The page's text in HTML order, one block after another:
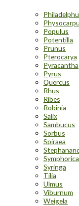
Populus
Potentilla
Prunus
Pterocarya
Pyracantha
Pyrus
Quercus
Rhus
Ribes
Robinia
Salix
Sambucus
Sorbus
Spiraea
Syringa
Tilia
Ulmus
Viburnum
Weigela